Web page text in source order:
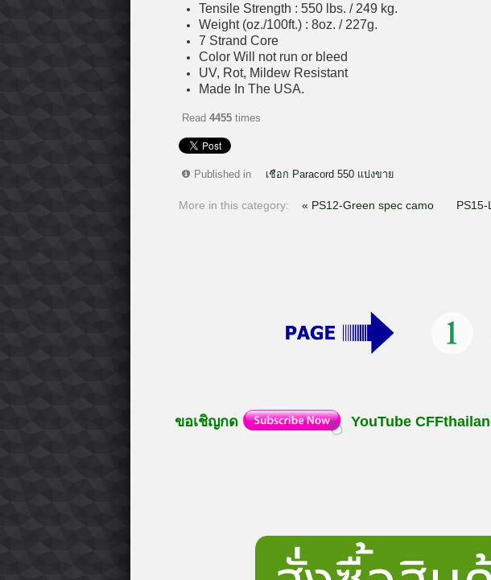
Tensile Strength : 550 lbs. / 249 kg.
Weight (oz./100ft.) : 8oz. / 227g.
7 Strand Core
Color Will not run or bleed
UV, Rot, Mildew Resistant
Made In The USA.
Read 4455 times
Published in เชือก Paracord 550 แบ่งขาย
More in this category: « PS12-Green spec camo
ขอเชิญกด YouTube